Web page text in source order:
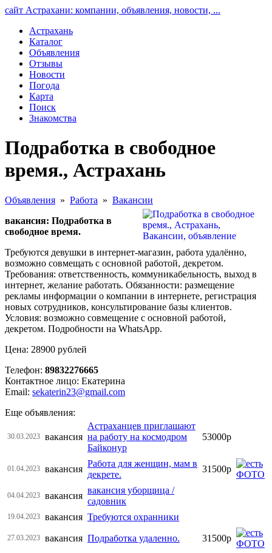
сайт Астрахани: компании, объявления, новости, ...
Астрахань
Каталог
Объявления
Отзывы
Новости
Погода
Карта
Поиск
Знакомства
Подработка в свободное
время., Астрахань
Объявления » Работа » Вакансии
вакансия: Подработка в
свободное время.
Требуются девушки в интернет-магазин, работа удалённо,
возможно совмещать с основной работой, декретом.
Требования: ответственность, коммуникабельность, выход в
интернет, желание работать. Обязанности: размещение
рекламы информации о компании в интернете, регистрация
новых сотрудников, консультирование базы клиентов.
Условия: возможно совмещение с основной работой,
декретом. Подробности на WhatsApp.
Цена: 28900 рублей
Телефон: 89832276665
Контактное лицо: Екатерина
Email: sekaterin23@gmail.com
Еще объявления:
30.03.2023 вакансия
Астраханцев приглашают
на работу на космодром
Байконур
53000р
01.04.2023 вакансия
Работа для женщин, мам в
декрете.
31500р
04.04.2023 вакансия
вакансия уборщица /
садовник
19.04.2023 вакансия Требуются охранники
27.03.2023 вакансия Подработка удаленно. 31500р